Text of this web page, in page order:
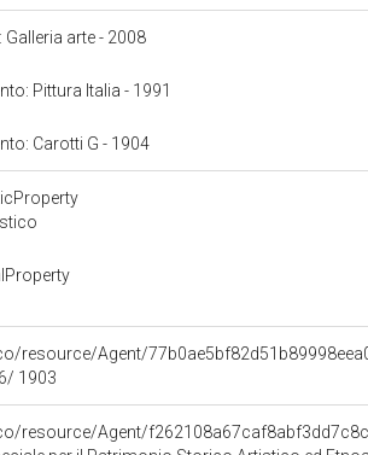
arte - 2008
Pittura Italia - 1991
Carotti G - 1904
resource/Agent/
1903
resource/Agent/